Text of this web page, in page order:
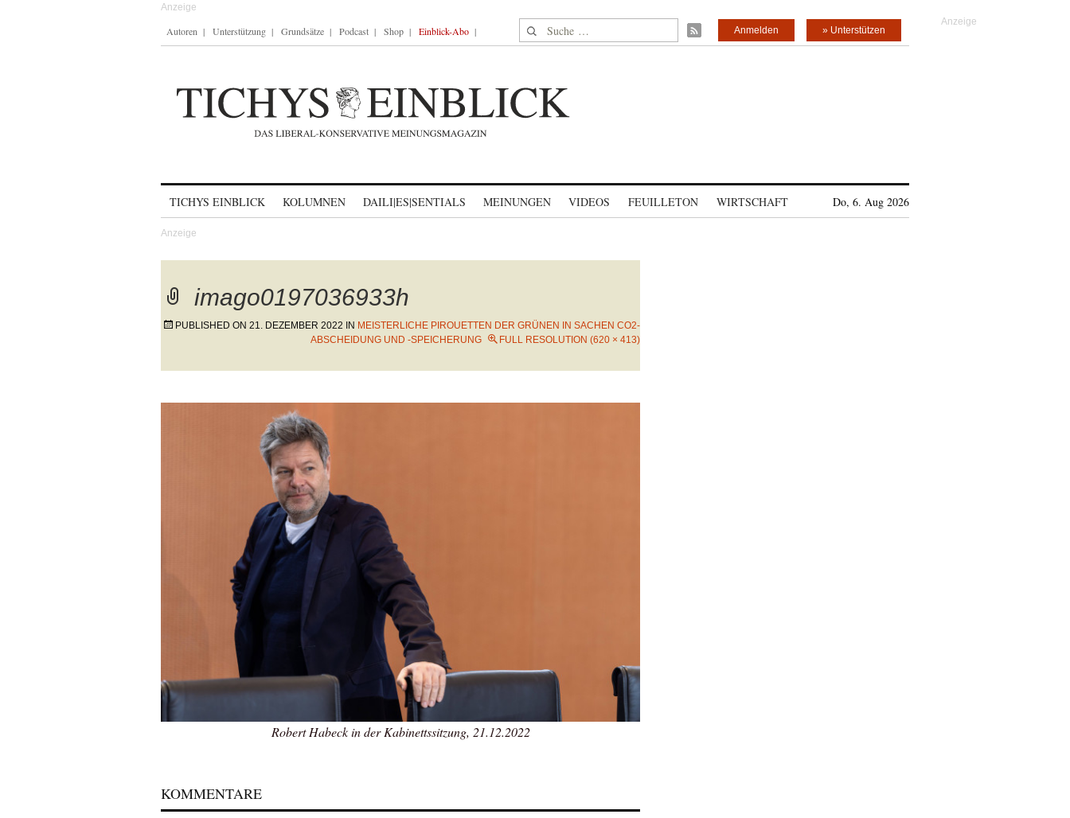
Autoren Unterstützung Grundsätze Podcast Shop Einblick-Abo Suche nach: » Unterstützen
Anmelden
TICHYS EINBLICK KOLUMNEN DAILI|ES|SENTIALS MEINUNGEN VIDEOS FEUILLETON WIRTSCHAFT Do, 6. Aug 2026
imago0197036933h
PUBLISHED ON 21. DEZEMBER 2022 IN MEISTERLICHE PIROUETTEN DER GRÜNEN IN SACHEN CO2-
ABSCHEIDUNG UND -SPEICHERUNG
FULL RESOLUTION (620 × 413)
Robert Habeck in der Kabinettssitzung, 21.12.2022
KOMMENTARE